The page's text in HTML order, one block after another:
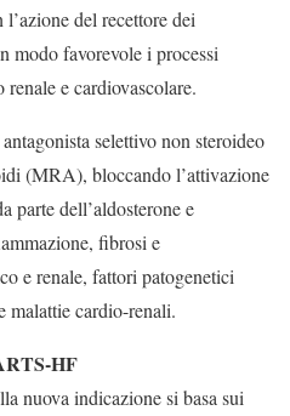
del recettore dei
modo favorevole i processi
e cardiovascolare.
selettivo non steroideo
(MRA), bloccando l’attivazione
parte dell’aldosterone e
fibrosi e
e renale, fattori patogenetici
malattie cardio-renali.
HF
nuova indicazione si basa sui